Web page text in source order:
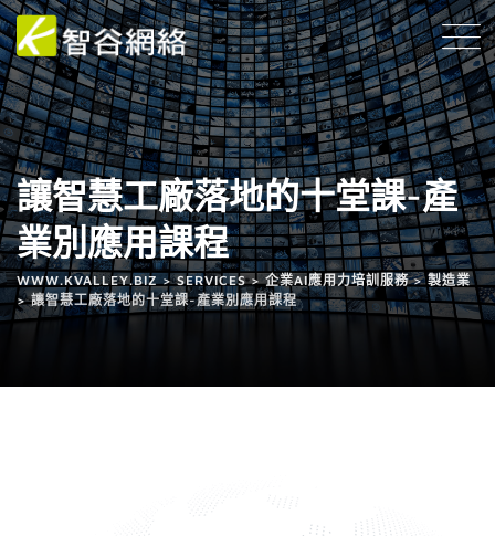
讓智慧工廠落地的十堂課-產
業別應用課程
WWW.KVALLEY.BIZ >SERVICES>企業AI應用力培訓服務>製造業
>讓智慧工廠落地的十堂課-產業別應用課程